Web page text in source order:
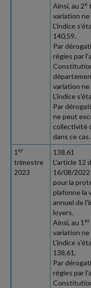
Ainsi, au 2e
variation
L'indice
140,59.
Par
régies par
variation ne
L'indice
Par
ne peut
collectivité
dans ce cas
1 er
trimestre
2023
138,61
L'article 12
16/08/
pour la
plafonne la
annuel de
loyers.
Ainsi, au 1 er
variation
L'indice
138,61.
Par
régies par